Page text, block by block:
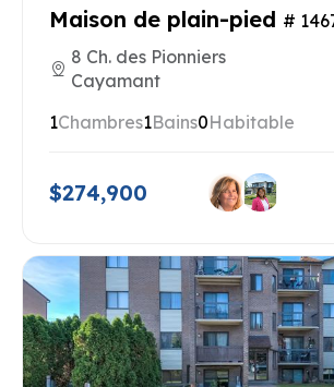
Maison de plain-pied #
8 Ch. des Pionniers
Cayamant
1Chambres1Bains0Habitable
$274,900